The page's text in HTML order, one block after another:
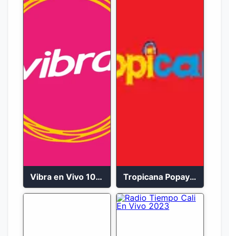
Vibra en Vivo 104.9 FM Bogotá Tropicana Popayán en vivo 106.1 FM